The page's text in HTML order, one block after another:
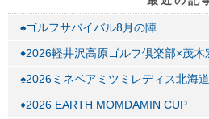
♠ゴルフサバイバル8月の陣
♦2026軽井沢高原ゴルフ倶楽部×茂
♠2026ミネベアミツミレディス北海
♦2026 EARTH MOMDAMIN CUP